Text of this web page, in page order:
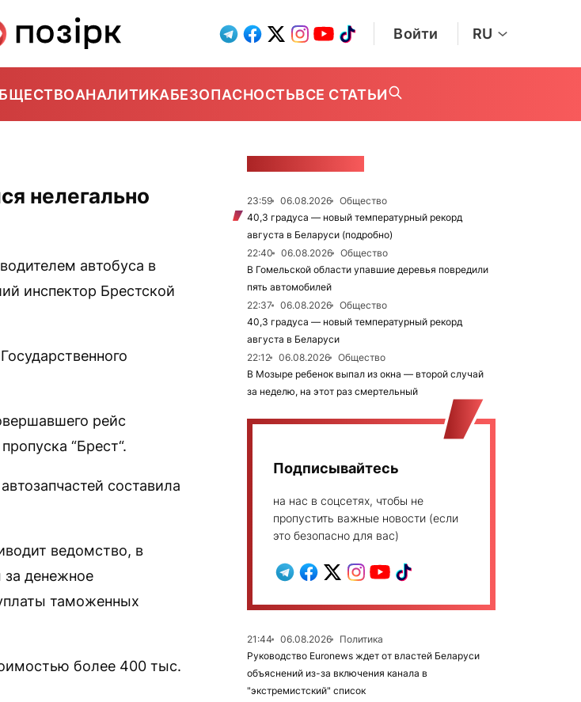
Войти RU
АНАЛИТИКАБЕЗОПАСНОСТЬВСЕ СТАТЬИ
нелегально
автобуса в
инспектор Брестской
рейс
“Брест“.
составила
ведомство, в
за денежное
таможенных
более 400 тыс.
23:59 06.08.2026
Общество
40,3 градуса — новый температурный рекорд
августа в Беларуси (подробно)
22:40
06.08.2026
Общество
В Гомельской области упавшие деревья повредили
пять автомобилей
22:37
06.08.2026
Общество
40,3 градуса — новый температурный рекорд
августа в Беларуси
22:12
06.08.2026
Общество
В Мозыре ребенок выпал из окна — второй случай
за неделю, на этот раз смертельный
Подписывайтесь
на нас в соцсетях, чтобы не
пропустить важные новости (если
это безопасно для вас)
21:44 06.08.2026
Политика
Руководство Euronews ждет от властей Беларуси
объяснений из-за включения канала в
"экстремистский" список